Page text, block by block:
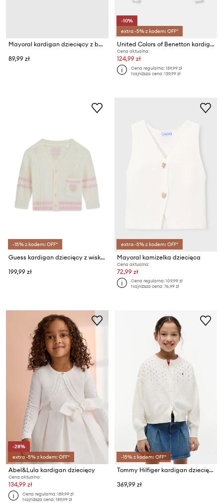
Mayoral kardigan dziecięcy z bawełną
89,99 zł
-10%
extra -5% z kodem: OFF*
United Colors of Benetton kardigan dziecięcy z bawełny
Cena aktualna:
124,99 zł
Cena regularna:159,99 zł
Najniższa cena:139,99 zł
-15% z kodem: OFF*
Guess kardigan dziecięcy z wiskozą
199,99 zł
extra -5% z kodem: OFF*
Mayoral kamizelka dziecięca
Cena aktualna:
72,99 zł
Cena regularna:109,99 zł
Najniższa cena:76,99 zł
-28%
extra -5% z kodem: OFF*
Abel&Lula kardigan dziecięcy
Cena aktualna:
134,99 zł
Cena regularna:189,99 zł
Najniższa cena:189,99 zł
-15% z kodem: OFF*
Tommy Hilfiger kardigan dziecięcy bawełniany
369,99 zł